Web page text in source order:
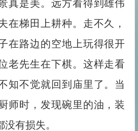
真是美。远方看得到雄伟
在梯田上耕种。走不久，
在路边的空地上玩得很开
老先生在下棋。这样走看
知不觉就回到庙里了。当
师时，发现碗里的油，装
有损失。